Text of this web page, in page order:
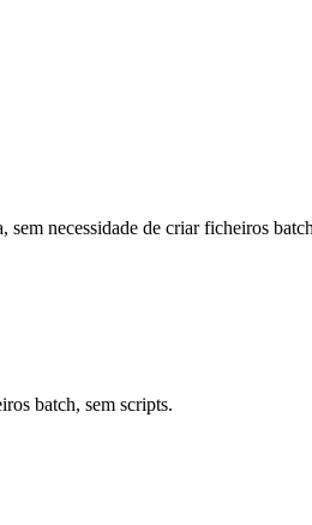
necessidade de criar ficheiros
batch, sem scripts.